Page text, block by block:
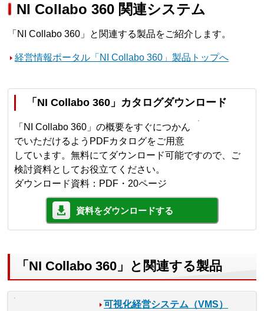
NI Collabo 360 関連システム
「NI Collabo 360」と関連する製品をご紹介します。
経営情報ポータル「NI Collabo 360」製品トップへ
「NI Collabo 360」カタログダウンロード
「NI Collabo 360」の概要をすぐにつかん
でいただけるようPDFカタログをご用意
しています。無料にてダウンロード可能ですので、ご
検討資料としてお役立てください。
ダウンロード資料：PDF・20ページ
資料をダウンロードする
「NI Collabo 360」と関連する製品
可視化経営システム（VMS）